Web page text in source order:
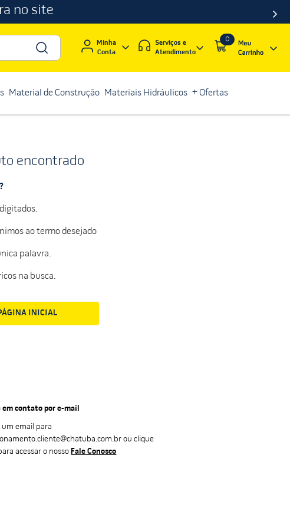
no site
Minha
Conta
Serviços e
Atendimento
0
Material de Construção Materiais Hidráulicos + Ofertas
encontrado
ao termo desejado
palavra.
na busca.
INICIAL
em contato por e-mail
um email para
ou clique
acessar o nossoFale Conosco